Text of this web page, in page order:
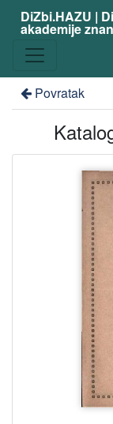
DiZbi.HAZU |
akademije
Povratak